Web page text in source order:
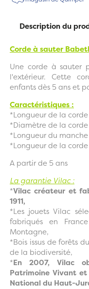
Description du
Corde à sauter
Une corde à sauter
l'extérieur. Cette
enfants dès 5 ans et
Caractéristiques :
*Longueur de la
*Diamètre de la
*Longueur du manche
*Longueur de la
A partir de 5 ans
La garantie Vilac :
*Vilac créateur et
1911,
*Les jouets Vilac
fabriqués en
Montagne,
*Bois issus de forêts
de la biodiversité,
*En 2007, Vilac
Patrimoine Vivant
National du Haut-